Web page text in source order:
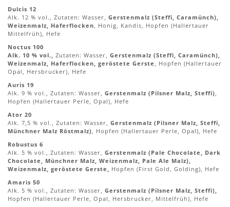
Dulcis 12
Alk. 12 % vol., Zutaten: Wasser, Gerstenmalz (Steffi, Caramünch),
Weizenmalz, Haferflocken , Honig, Kandis, Hopfen (Hallertauer
Mittelfrüh), Hefe
Noctus 100
Alk. 10 % vol., Zutaten: Wasser, Gerstenmalz (Steffi, Caramünch),
Weizenmalz, Haferflocken, geröstete Gerste
, Hopfen (Hallertauer
Opal, Hersbrucker), Hefe
Auris 19
Alk. 9 % vol., Zutaten: Wasser, Gerstenmalz (Pilsner Malz, Steffi)
Hopfen (Hallertauer Perle, Opal), Hefe
Ator 20
Alk. 7,5 % vol., Zutaten: Wasser, Gerstenmalz (Pilsner Malz, Steffi,
Münchner Malz Röstmalz) , Hopfen (Hallertauer Perle, Opal), Hefe
Robustus 6
Alk. 5 % vol., Zutaten: Wasser, Gerstenmalz (Pale Chocolate, Dark
Chocolate, Münchner Malz, Weizenmalz, Pale Ale Malz),
Weizenmalz, geröstete Gerste,
Hopfen (First Gold, Golding), Hefe
Amaris 50
Alk. 5 % vol., Zutaten: Wasser, Gerstenmalz (Pilsner Malz, Steffi),
Hopfen (Hallertauer Perle, Opal, Hersbrucker, Mittelfrüh), Hefe